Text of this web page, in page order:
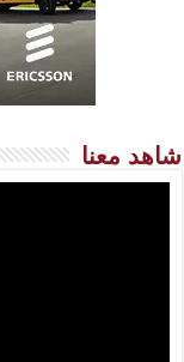
شاهد معنا